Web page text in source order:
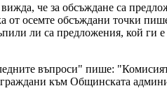
вижда, че за обсъждане са
от осемте обсъждани точки
ли са предложения, кой ги
въпроси" пише:
към Общинската